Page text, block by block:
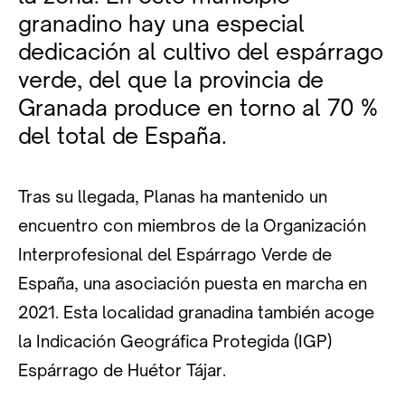
granadino hay una especial
dedicación al cultivo del espárrago
verde, del que la provincia de
Granada produce en torno al 70 %
del total de España.
Tras su llegada, Planas ha mantenido un
encuentro con miembros de la Organización
Interprofesional del Espárrago Verde de
España, una asociación puesta en marcha en
2021. Esta localidad granadina también acoge
la Indicación Geográfica Protegida (IGP)
Espárrago de Huétor Tájar.